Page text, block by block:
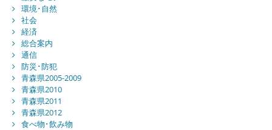
環境･自然
社会
経済
総合案内
通信
防災･防犯
青森県2005-2009
青森県2010
青森県2011
青森県2012
食べ物･飲み物